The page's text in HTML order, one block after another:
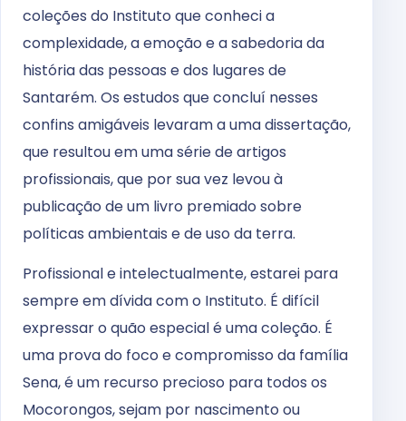
coleções do Instituto que conheci a
complexidade, a emoção e a sabedoria da
história das pessoas e dos lugares de
Santarém. Os estudos que concluí nesses
confins amigáveis ​​levaram a uma dissertação,
que resultou em uma série de artigos
profissionais, que por sua vez levou à
publicação de um livro premiado sobre
políticas ambientais e de uso da terra.
Profissional e intelectualmente, estarei para
sempre em dívida com o Instituto. É difícil
expressar o quão especial é uma coleção. É
uma prova do foco e compromisso da família
Sena, é um recurso precioso para todos os
Mocorongos, sejam por nascimento ou